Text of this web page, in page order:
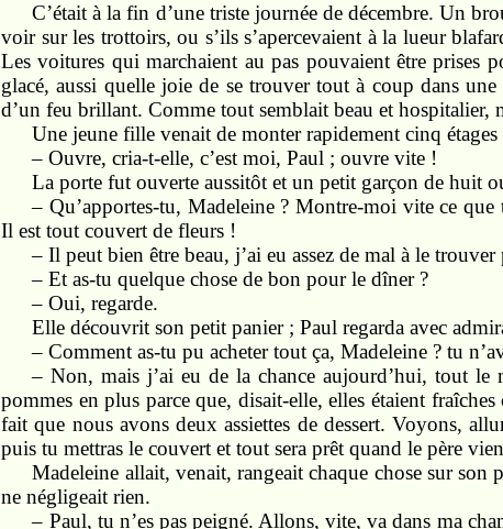
C’était à la fin d’une triste journée de décembre. Un
voir sur les trottoirs, ou s’ils s’apercevaient à la lueur
Les voitures qui marchaient au pas pouvaient être prises
glacé, aussi quelle joie de se trouver tout à coup dans
d’un feu brillant. Comme tout semblait beau et hospitalier,
Une jeune fille venait de monter rapidement cinq
– Ouvre, cria-t-elle, c’est moi, Paul ; ouvre vite !
La porte fut ouverte aussitôt et un petit garçon de huit
– Qu’apportes-tu, Madeleine ? Montre-moi vite ce
Il est tout couvert de fleurs !
– Il peut bien être beau, j’ai eu assez de mal à le
– Et as-tu quelque chose de bon pour le dîner ?
– Oui, regarde.
Elle découvrit son petit panier ; Paul regarda avec
– Comment as-tu pu acheter tout ça, Madeleine ? tu
– Non, mais j’ai eu de la chance aujourd’hui, tout
pommes en plus parce que, disait-elle, elles étaient
fait que nous avons deux assiettes de dessert. Voyons,
puis tu mettras le couvert et tout sera prêt quand le père
Madeleine allait, venait, rangeait chaque chose sur son
ne négligeait rien.
– Paul, tu n’es pas peigné. Allons, vite, va dans ma